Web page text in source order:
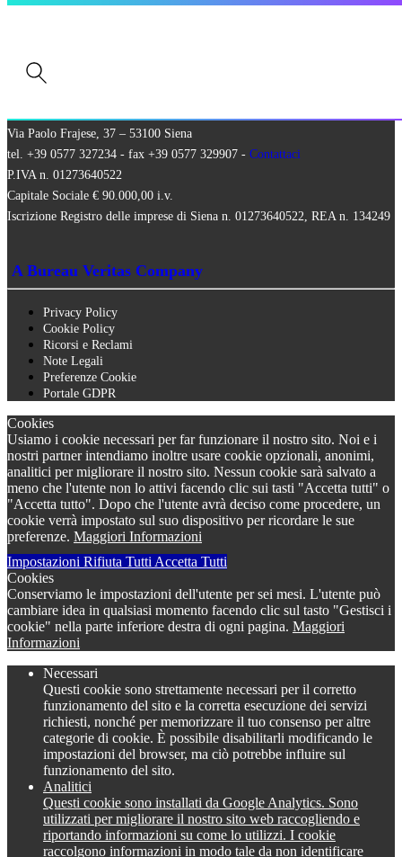
Via Paolo Frajese, 37 – 53100 Siena
tel. +39 0577 327234 - fax +39 0577 329907 - Contattaci
P.IVA n. 01273640522
Capitale Sociale € 90.000,00 i.v.
Iscrizione Registro delle imprese di Siena n. 01273640522, REA n. 134249
A Bureau Veritas Company
Privacy Policy
Cookie Policy
Ricorsi e Reclami
Note Legali
Preferenze Cookie
Portale GDPR
Cookies
Usiamo i cookie necessari per far funzionare il nostro sito. Noi e i
nostri partner intendiamo inoltre usare cookie opzionali, anonimi,
analitici per migliorare il nostro sito. Nessun cookie sarà salvato a
meno che l'utente non lo attivi facendo clic sui tasti "Accetta tutti" o
"Accetta tutto". Dopo che l'utente avrà deciso come procedere, un
cookie verrà impostato sul suo dispositivo per ricordare le sue
preferenze. Maggiori Informazioni
Impostazioni Rifiuta Tutti Accetta Tutti
Cookies
Conserviamo le impostazioni dell'utente per sei mesi. L'utente può
cambiare idea in qualsiasi momento facendo clic sul tasto "Gestisci i
cookie" nella parte inferiore destra di ogni pagina. Maggiori
Informazioni
Necessari
Questi cookie sono strettamente necessari per il corretto
funzionamento del sito e la corretta esecuzione dei servizi
richiesti, nonché per memorizzare il tuo consenso per altre
categorie di cookie. È possibile disabilitarli modificando le
impostazioni del browser, ma ciò potrebbe influire sul
funzionamento del sito.
Analitici
Questi cookie sono installati da Google Analytics. Sono
utilizzati per migliorare il nostro sito web raccogliendo e
riportando informazioni su come lo utilizzi. I cookie
raccolgono informazioni in modo tale da non identificare